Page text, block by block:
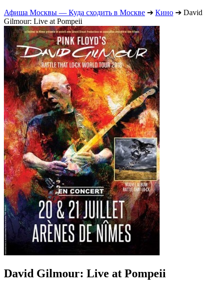
Афиша Москвы — Куда сходить в Москве ➔ Кино ➔ David
Gilmour: Live at Pompeii
David Gilmour: Live at Pompeii